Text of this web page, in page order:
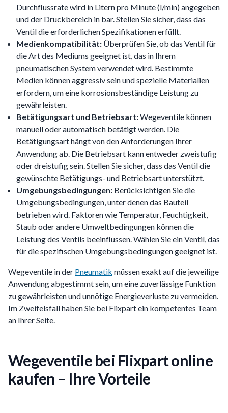
Durchflussrate wird in Litern pro Minute (l/min) angegeben
und der Druckbereich in bar. Stellen Sie sicher, dass das
Ventil die erforderlichen Spezifikationen erfüllt.
Medienkompatibilität: Überprüfen Sie, ob das Ventil für
die Art des Mediums geeignet ist, das in Ihrem
pneumatischen System verwendet wird. Bestimmte
Medien können aggressiv sein und spezielle Materialien
erfordern, um eine korrosionsbeständige Leistung zu
gewährleisten.
Betätigungsart und Betriebsart:Wegeventile können
manuell oder automatisch betätigt werden. Die
Betätigungsart hängt von den Anforderungen Ihrer
Anwendung ab. Die Betriebsart kann entweder zweistufig
oder dreistufig sein. Stellen Sie sicher, dass das Ventil die
gewünschte Betätigungs- und Betriebsart unterstützt.
Umgebungsbedingungen: Berücksichtigen Sie die
Umgebungsbedingungen, unter denen das Bauteil
betrieben wird. Faktoren wie Temperatur, Feuchtigkeit,
Staub oder andere Umweltbedingungen können die
Leistung des Ventils beeinflussen. Wählen Sie ein Ventil, das
für die spezifischen Umgebungsbedingungen geeignet ist.
Wegeventile in der Pneumatik müssen exakt auf die jeweilige
Anwendung abgestimmt sein, um eine zuverlässige Funktion
zu gewährleisten und unnötige Energieverluste zu vermeiden.
Im Zweifelsfall haben Sie bei Flixpart ein kompetentes Team
an Ihrer Seite.
Wegeventile bei Flixpart online
kaufen – Ihre Vorteile